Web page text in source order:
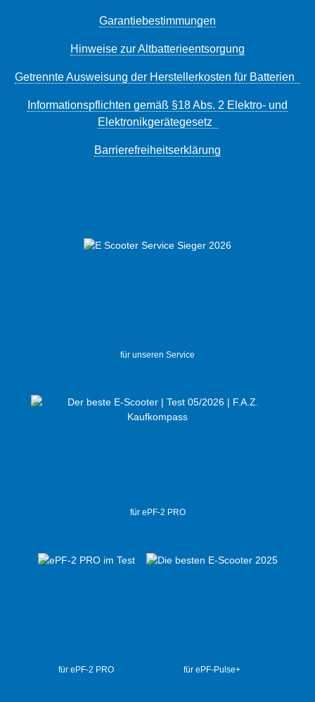
Garantiebestimmungen
Hinweise zur Altbatterieentsorgung
Getrennte Ausweisung der Herstellerkosten für Batterien
Informationspflichten gemäß §18 Abs. 2 Elektro- und
Elektronikgerätegesetz
Barrierefreiheitserklärung
für unseren Service
für ePF-2 PRO
für ePF-2 PRO für ePF-Pulse+